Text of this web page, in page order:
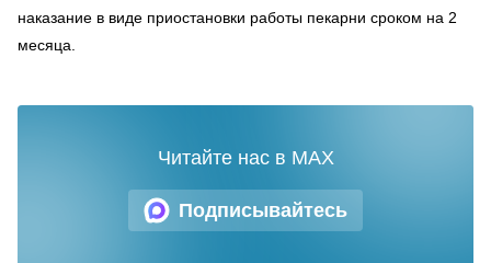
наказание в виде приостановки работы пекарни сроком на 2
месяца.
Подписывайтесь
Читайте нас в MAX